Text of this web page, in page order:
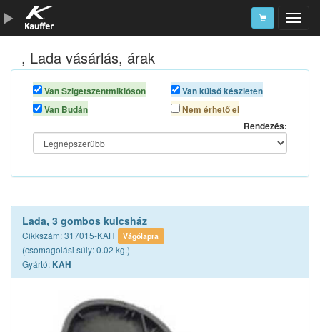
Szerszámkatalógus
Kosár
Alkatrészek
, Lada vásárlás, árak
Van Szigetszentmiklóson
Van Budán
Van külső készleten
Nem érhető el
Rendezés:
Lada, 3 gombos kulcsház
Cikkszám: 317015-KAH Vágólapra
(csomagolási súly: 0.02 kg.)
Gyártó: KAH